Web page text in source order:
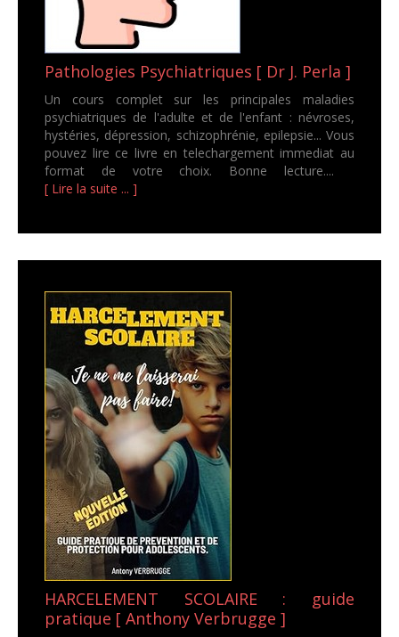
Pathologies Psychiatriques [ Dr J. Perla ]
Un cours complet sur les principales maladies
psychiatriques de l'adulte et de l'enfant : névroses,
hystéries, dépression, schizophrénie, epilepsie... Vous
pouvez lire ce livre en telechargement immediat au
format de votre choix. Bonne lecture....
[ Lire la suite ... ]
HARCELEMENT SCOLAIRE : guide
pratique [ Anthony Verbrugge ]